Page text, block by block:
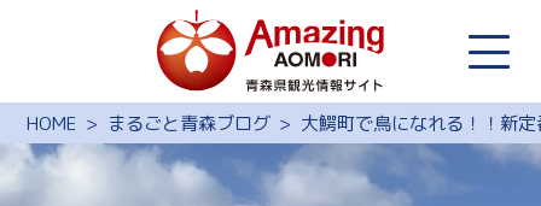
HOME まるごと青森ブログ 大鰐町で鳥になれる！！新